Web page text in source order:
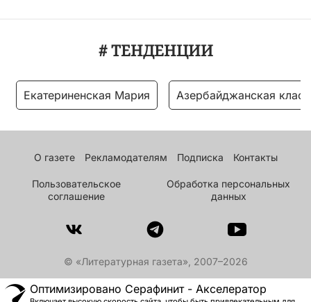
# ТЕНДЕНЦИИ
Екатериненская Мария Азербайджанская
О газете Рекламодателям Подписка Контакты
Пользовательское
соглашение
Обработка персональных
данных
© «Литературная газета», 2007–2026
Оптимизировано Серафинит - Акселератор